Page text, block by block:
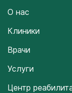
О нас
Клиники
Врачи
Услуги
Центр